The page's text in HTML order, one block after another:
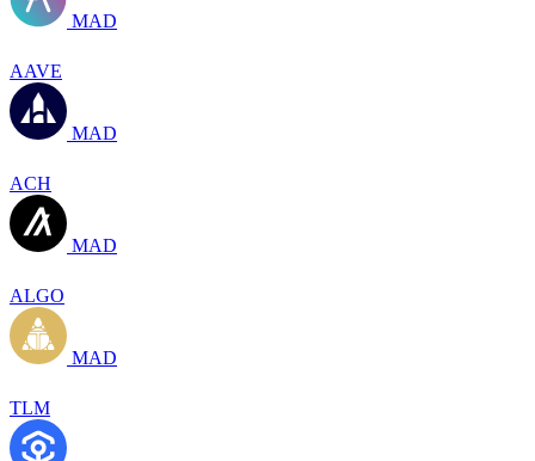
MAD
AAVE
MAD
ACH
MAD
ALGO
MAD
TLM